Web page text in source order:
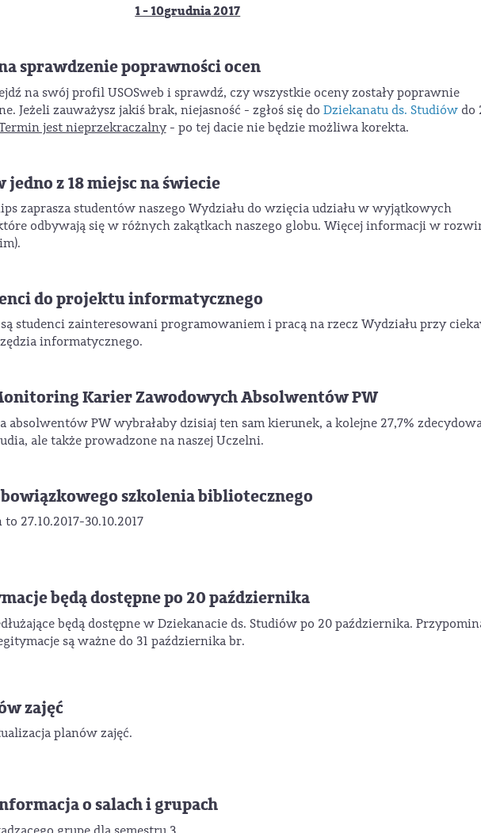
1 - 10grudnia2017
sprawdzenie poprawności ocen
na swój profil USOSweb i sprawdź, czy wszystkie oceny zostały poprawnie
Jeżeli zauważysz jakiś brak, niejasność - zgłoś się do Dziekanatu ds. Studiówdo
jest nieprzekraczalny- po tej dacie nie będzie możliwa korekta.
z 18 miejsc na świecie
zaprasza studentów naszego Wydziału do wzięcia udziału w wyjątkowych
odbywają się w różnych zakątkach naszego globu. Więcej informacji w
do projektu informatycznego
studenci zainteresowani programowaniem i pracą na rzecz Wydziału przy
informatycznego.
Karier Zawodowych Absolwentów PW
absolwentów PW wybrałaby dzisiaj ten sam kierunek, a kolejne 27,7%
ale także prowadzone na naszej Uczelni.
szkolenia bibliotecznego
27.10.2017-30.10.2017
będą dostępne po 20 października
będą dostępne w Dziekanacie ds. Studiów po 20 października.
są ważne do 31 października br.
zajęć
planów zajęć.
o salach i grupach